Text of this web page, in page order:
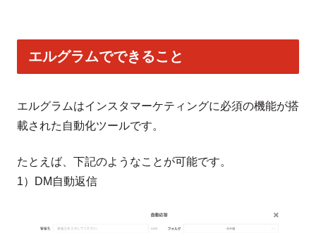
エルグラムでできること
エルグラムはインスタマーケティングに必須の機能が搭
載された自動化ツールです。
たとえば、下記のようなことが可能です。
1）DM自動返信